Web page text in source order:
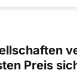
Preis